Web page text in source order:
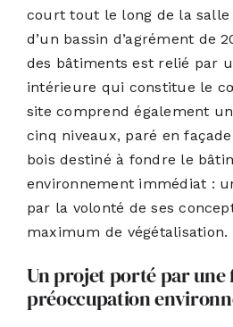
court tout le long de la
d’un bassin d’agrément de
des bâtiments est relié par
intérieure qui constitue le
site comprend également
cinq niveaux, paré en
bois destiné à fondre le
environnement immédiat :
par la volonté de ses
maximum de végétalisation.
Un projet porté par une
préoccupation